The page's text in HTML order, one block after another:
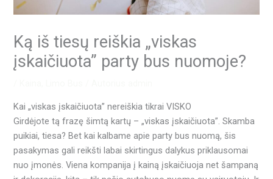
Ką iš tiesų reiškia „viskas
įskaičiuota” party bus nuomoje?
Kai „viskas įskaičiuota” nereiškia tikrai VISKO
Girdėjote tą frazę šimtą kartų – „viskas įskaičiuota”. Skamba
puikiai, tiesa? Bet kai kalbame apie party bus nuomą, šis
pasakymas gali reikšti labai skirtingus dalykus priklausomai
nuo įmonės. Viena kompanija į kainą įskaičiuoja net šampaną